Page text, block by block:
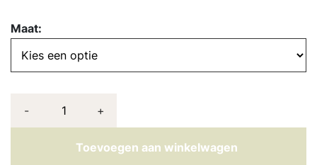
Maat:
- +
Toevoegen aan winkelwagen